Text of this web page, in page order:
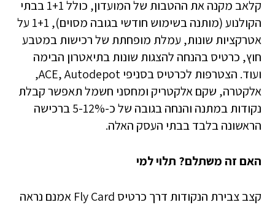
קלאב מקנה את ההטבות של המועדון, כולל 1+1 בבתי
הקולנוע (מותנה בשימוש חודשי בגובה מסוים), 1+1 על
אטרקציות שונות, עמלת מופחתת של רכישות במטבע
חוץ, כרטיס בהנחה להצגות שונות בתיאטרון הבימה
ועוד. הצטרפות לכרטיס בסניפי ACE, Autodepot,
אלקטרה, שקם אלקטריק ומחסני חשמל תאפשר קבלת
נקודות במתנה והנחה בגובה של כ-5-12% ברכישה
הראשונה בלבד בבתי העסק האלה.
האם זה משתלם? תלוי למי
קצב צבירת הנקודות דרך כרטיס Fly Card אמנם נראה